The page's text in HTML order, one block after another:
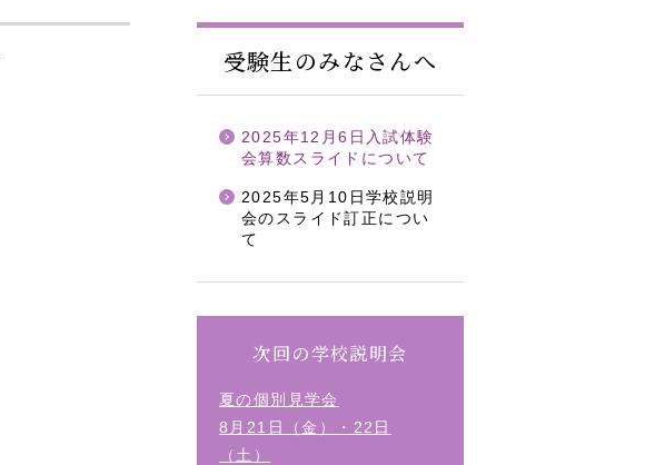
受験生のみなさんへ
2025年12月6日入試体験
会算数スライドについて
2025年5月10日学校説明
会のスライド訂正につい
て
次回の学校説明会
夏の個別見学会
8月21日（金）・22日
（土）